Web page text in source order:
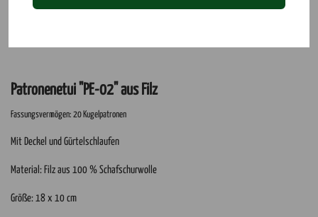
Patronenetui "PE-02" aus Filz
Fassungsvermögen: 20 Kugelpatronen
Mit Deckel und Gürtelschlaufen
Material: Filz aus 100 % Schafschurwolle
Größe: 18 x 10 cm